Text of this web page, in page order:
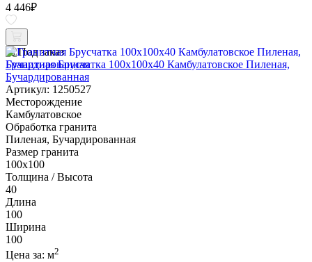
4 446₽
Под заказ
Гранитная Брусчатка 100х100x40 Камбулатовское Пиленая,
Бучардированная
Артикул: 1250527
Месторождение
Камбулатовское
Обработка гранита
Пиленая, Бучардированная
Размер гранита
100х100
Толщина / Высота
40
Длина
100
Ширина
100
Цена за: м2